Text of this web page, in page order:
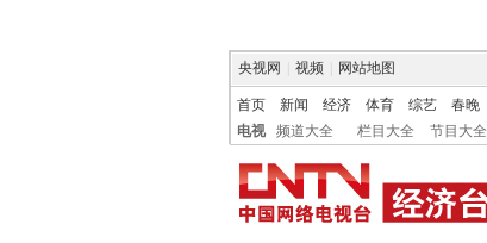
央视网
视频 网站地图
首页 新闻 经济 体育 综艺 春晚
电视
频道大全 栏目大全 节目大全